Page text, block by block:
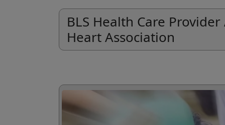
BLS Health Care
Heart Association